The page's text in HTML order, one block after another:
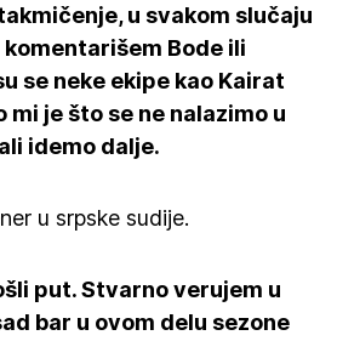
u svakom slučaju
komentarišem Bode ili
se neke ekipe kao Kairat
mi je što se ne nalazimo u
idemo dalje.
u srpske sudije.
put. Stvarno verujem u
bar u ovom delu sezone